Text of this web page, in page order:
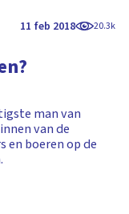
11 feb 2018 20.3k
man van
van de
en boeren op de